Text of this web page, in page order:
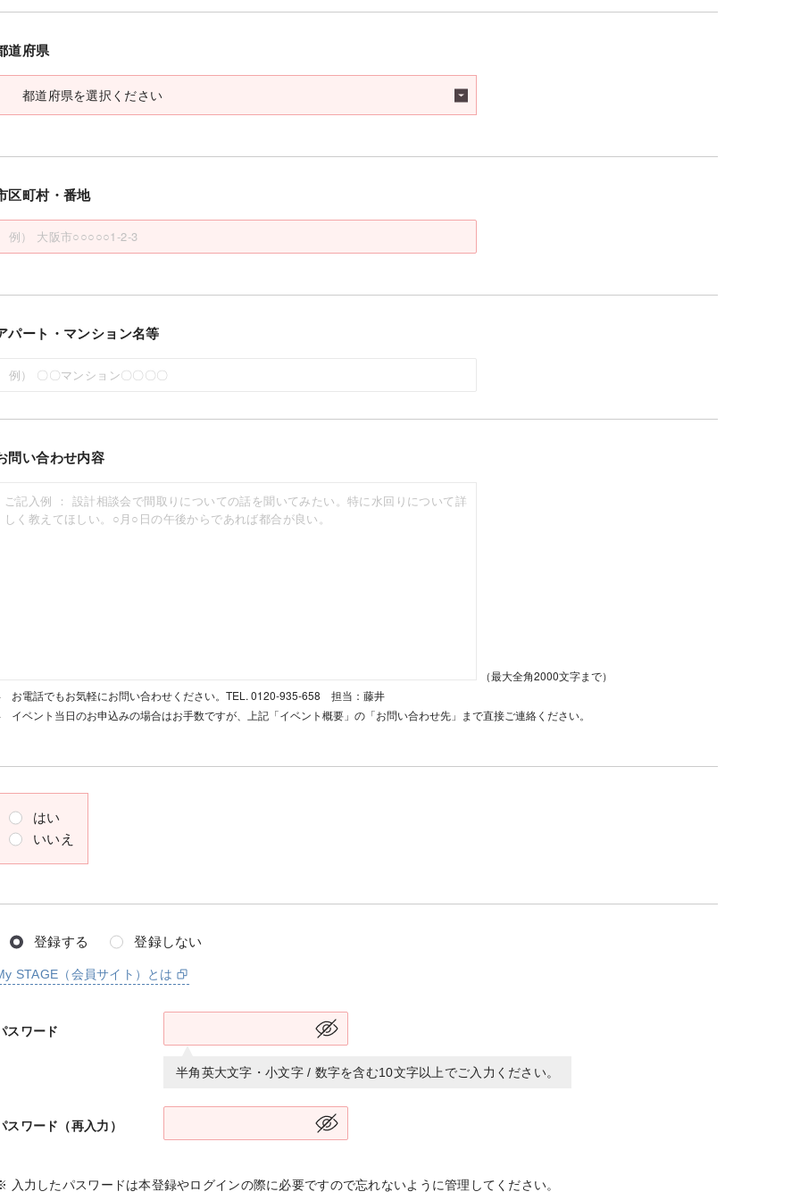
道府県
区町村・番地
パート・マンション名等
問い合わせ内容
（最大全角2000文字まで）
お電話でもお気軽にお問い合わせください。TEL. 0120-935-658 担当：藤井
イベント当日のお申込みの場合はお手数ですが、上記「イベント概要」の「お問い合わせ先」まで直接ご連絡ください。
はい
いいえ
登録する 登録しない
STAGE（会員サイト）とは
スワード
半角英大文字・小文字 / 数字を含む10文字以上でご入力ください。
スワード（再入力）
入力したパスワードは本登録やログインの際に必要ですので忘れないように管理してください。